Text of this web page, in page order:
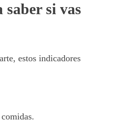
si vas
estos indicadores